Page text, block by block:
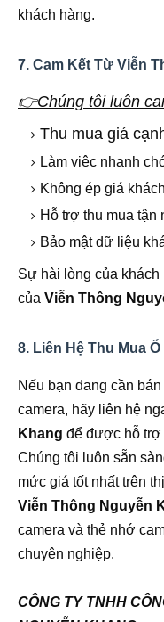
khách hàng.
7. Cam Kết Từ Viễn
👉Chúng tôi luôn
Thu mua giá
Làm việc nhanh
Không ép giá
Hỗ trợ thu mua
Bảo mật dữ liệu
Sự hài lòng của khách
của Viễn Thông
8. Liên Hệ Thu Mua
Nếu bạn đang cần
camera, hãy liên hệ
Khang để được hỗ trợ
Chúng tôi luôn sẵn
mức giá tốt nhất trên
Viễn Thông Nguyễn
camera và thẻ nhớ
chuyên nghiệp.
CÔNG TY TNHH